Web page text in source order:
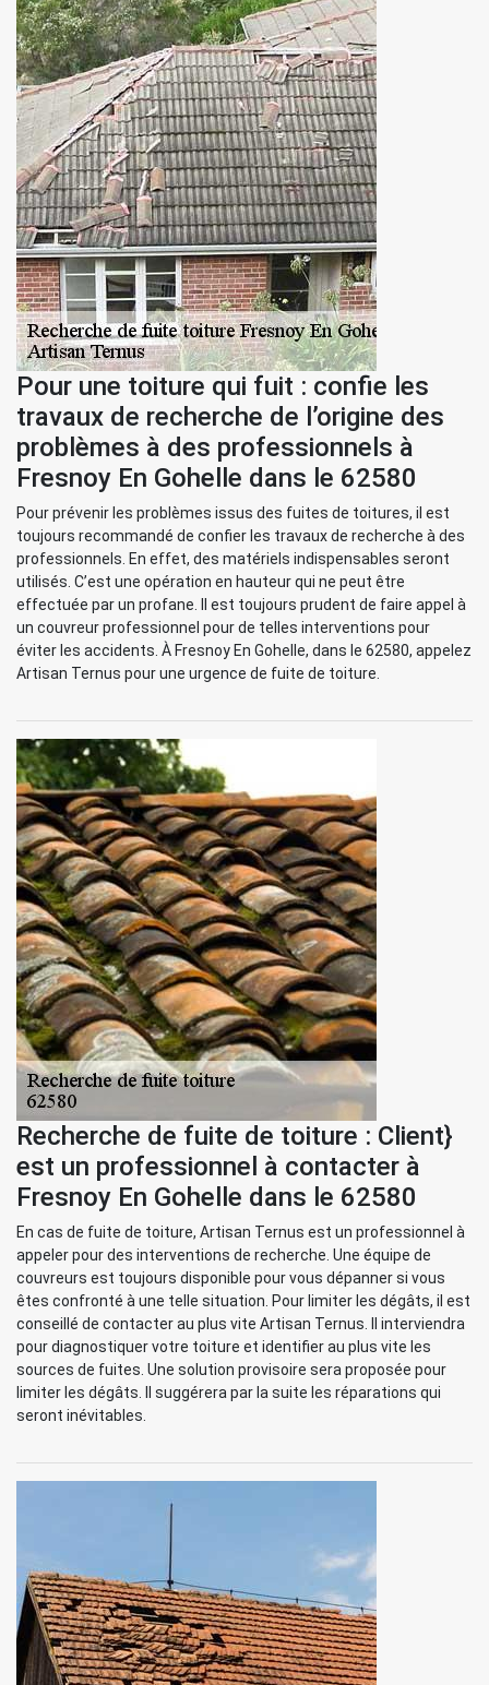
Pour une toiture qui fuit : confie les
travaux de recherche de l’origine des
problèmes à des professionnels à
Fresnoy En Gohelle dans le 62580
Pour prévenir les problèmes issus des fuites de toitures, il est
toujours recommandé de confier les travaux de recherche à des
professionnels. En effet, des matériels indispensables seront
utilisés. C’est une opération en hauteur qui ne peut être
effectuée par un profane. Il est toujours prudent de faire appel à
un couvreur professionnel pour de telles interventions pour
éviter les accidents. À Fresnoy En Gohelle, dans le 62580, appelez
Artisan Ternus pour une urgence de fuite de toiture.
Recherche de fuite de toiture : Client}
est un professionnel à contacter à
Fresnoy En Gohelle dans le 62580
En cas de fuite de toiture, Artisan Ternus est un professionnel à
appeler pour des interventions de recherche. Une équipe de
couvreurs est toujours disponible pour vous dépanner si vous
êtes confronté à une telle situation. Pour limiter les dégâts, il est
conseillé de contacter au plus vite Artisan Ternus. Il interviendra
pour diagnostiquer votre toiture et identifier au plus vite les
sources de fuites. Une solution provisoire sera proposée pour
limiter les dégâts. Il suggérera par la suite les réparations qui
seront inévitables.